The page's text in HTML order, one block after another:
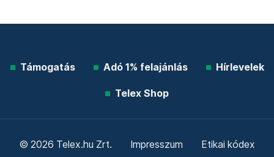
Támogatás Adó 1% felajánlás Hírlevelek
Telex Shop
© 2026 Telex.hu Zrt. Impresszum Etikai kódex